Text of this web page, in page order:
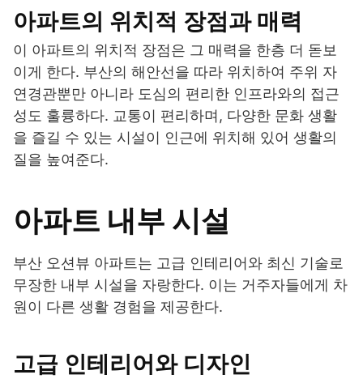
아파트의 위치적 장점과 매력
이 아파트의 위치적 장점은 그 매력을 한층 더 돋보
이게 한다. 부산의 해안선을 따라 위치하여 주위 자
연경관뿐만 아니라 도심의 편리한 인프라와의 접근
성도 훌륭하다. 교통이 편리하며, 다양한 문화 생활
을 즐길 수 있는 시설이 인근에 위치해 있어 생활의
질을 높여준다.
아파트 내부 시설
부산 오션뷰 아파트는 고급 인테리어와 최신 기술로
무장한 내부 시설을 자랑한다. 이는 거주자들에게 차
원이 다른 생활 경험을 제공한다.
고급 인테리어와 디자인